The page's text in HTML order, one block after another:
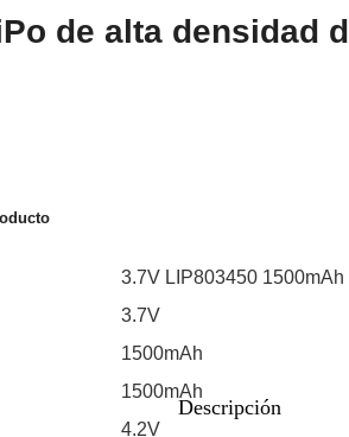
Descripción
de alta densidad
3.7V LIP803450 1500mAh
3.7V
1500mAh
1500mAh
4.2V